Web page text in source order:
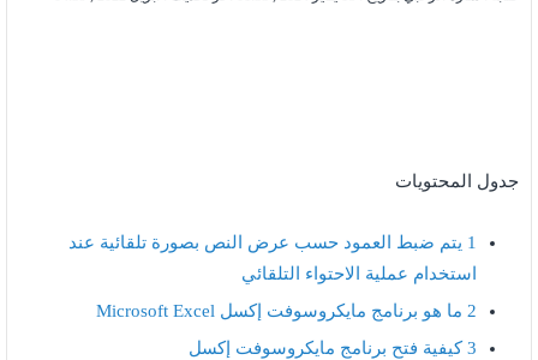
جدول المحتويات
1 يتم ضبط العمود حسب عرض النص بصورة تلقائية عند
استخدام عملية الاحتواء التلقائي
2 ما هو برنامج مايكروسوفت إكسل Microsoft Excel
3كيفية فتح برنامج مايكروسوفت إكسل